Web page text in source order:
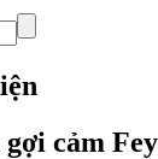
cảm